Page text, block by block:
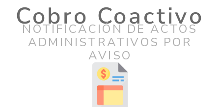
Cobro Coactivo
NOTIFICACIÓN DE ACTOS
ADMINISTRATIVOS POR
AVISO